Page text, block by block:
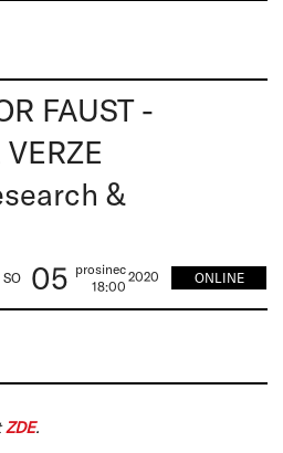
FAUST -
&
SO 05 prosinec
18:00
2020 ONLINE
ZDE.